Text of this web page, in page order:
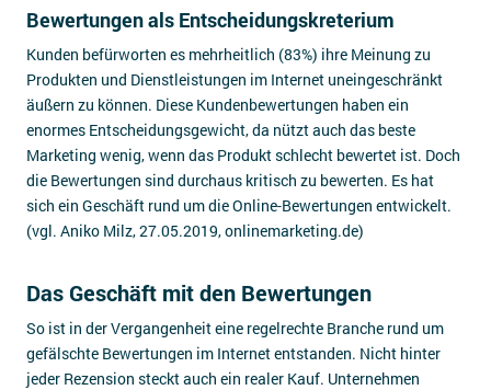
Bewertungen als Entscheidungskreterium
Kunden befürworten es mehrheitlich (83%) ihre Meinung zu
Produkten und Dienstleistungen im Internet uneingeschränkt
äußern zu können. Diese Kundenbewertungen haben ein
enormes Entscheidungsgewicht, da nützt auch das beste
Marketing wenig, wenn das Produkt schlecht bewertet ist. Doch
die Bewertungen sind durchaus kritisch zu bewerten. Es hat
sich ein Geschäft rund um die Online-Bewertungen entwickelt.
(vgl. Aniko Milz, 27.05.2019, onlinemarketing.de)
Das Geschäft mit den Bewertungen
So ist in der Vergangenheit eine regelrechte Branche rund um
gefälschte Bewertungen im Internet entstanden. Nicht hinter
jeder Rezension steckt auch ein realer Kauf. Unternehmen